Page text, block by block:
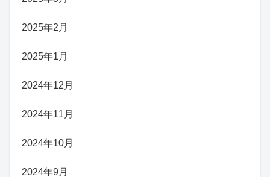
2025年2月
2025年1月
2024年12月
2024年11月
2024年10月
2024年9月